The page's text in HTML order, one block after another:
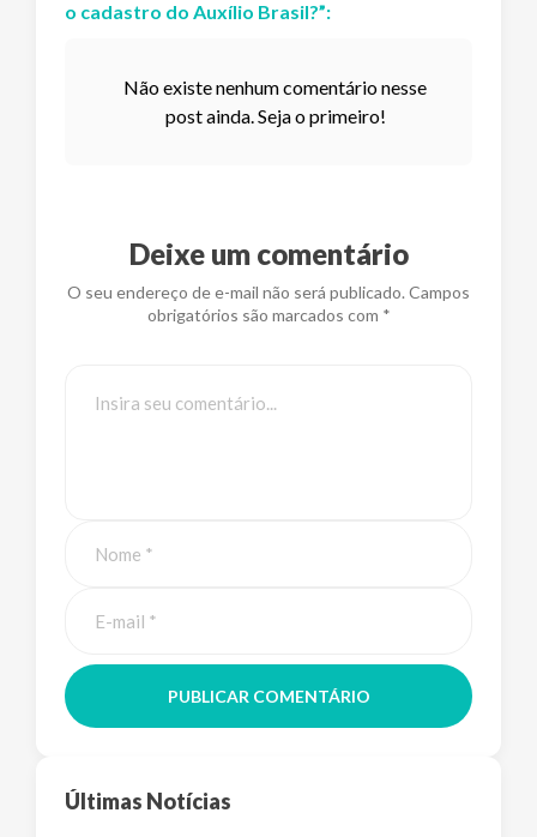
o cadastro do Auxílio Brasil?”:
Não existe nenhum comentário nesse
post ainda. Seja o primeiro!
Deixe um comentário
O seu endereço de e-mail não será publicado. Campos
obrigatórios são marcados com *
PUBLICAR COMENTÁRIO
Últimas Notícias